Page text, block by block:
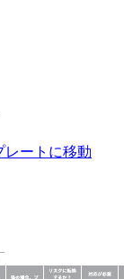
ートに移動